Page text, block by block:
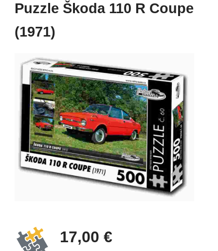
Puzzle Škoda 110 R Coupe
(1971)
17,00 €